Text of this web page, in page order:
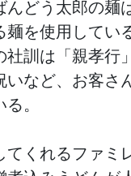
んどう太郎の麺
を使用している
社訓は「親孝行
いなど、お客さ
。
てくれるファミ